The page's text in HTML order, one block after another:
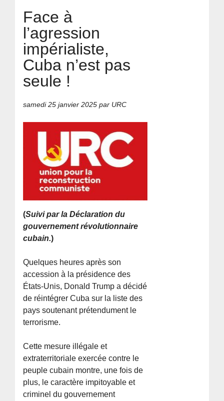
Face à
l’agression
impérialiste,
Cuba n’est pas
seule !
samedi 25 janvier 2025 par URC
(Suivi par la Déclaration du
gouvernement révolutionnaire
cubain.)
Quelques heures après son
accession à la présidence des
États-Unis, Donald Trump a décidé
de réintégrer Cuba sur la liste des
pays soutenant prétendument le
terrorisme.
Cette mesure illégale et
extraterritoriale exercée contre le
peuple cubain montre, une fois de
plus, le caractère impitoyable et
criminel du gouvernement